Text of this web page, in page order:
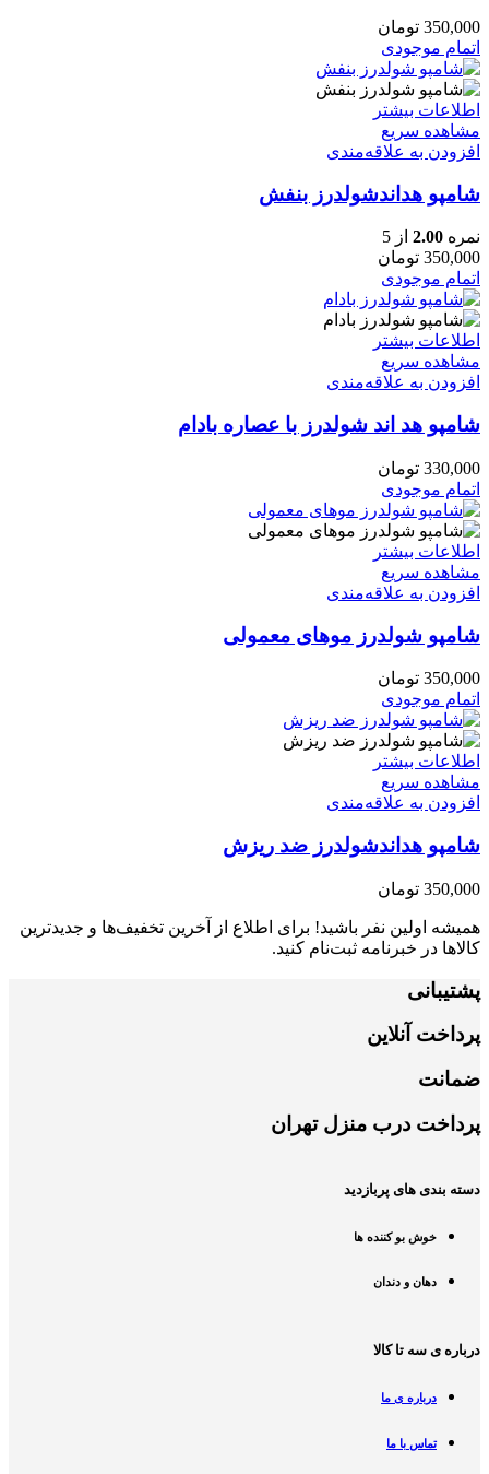
350,000 تومان
اتمام موجودی
اطلاعات بیشتر
مشاهده سریع
افزودن به علاقه‌مندی
شامپو هداندشولدرز بنفش
نمره 2.00 از 5
350,000 تومان
اتمام موجودی
اطلاعات بیشتر
مشاهده سریع
افزودن به علاقه‌مندی
شامپو هد اند شولدرز با عصاره بادام
330,000 تومان
اتمام موجودی
اطلاعات بیشتر
مشاهده سریع
افزودن به علاقه‌مندی
شامپو شولدرز موهای معمولی
350,000 تومان
اتمام موجودی
اطلاعات بیشتر
مشاهده سریع
افزودن به علاقه‌مندی
شامپو هداندشولدرز ضد ریزش
350,000 تومان
همیشه اولین نفر باشید! برای اطلاع از آخرین تخفیف‌ها و جدیدترین
کالاها در خبرنامه ثبت‌نام کنید.
پشتیبانی
پرداخت آنلاین
ضمانت
پرداخت درب منزل تهران
دسته بندی های پربازدید
خوش بو کننده ها
دهان و دندان
درباره ی سه تا کالا
درباره ی ما
تماس با ما